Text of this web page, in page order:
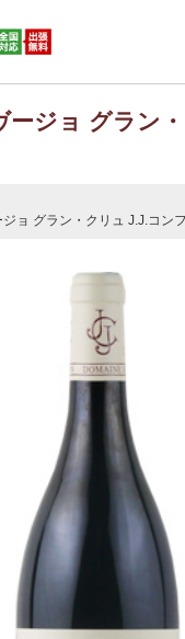
ージョ グラン
ョ グラン・クリュ J.J.コン